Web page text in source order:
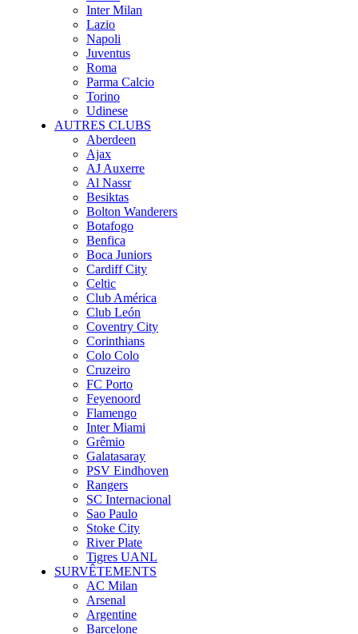
Inter Milan
Lazio
Napoli
Juventus
Roma
Parma Calcio
Torino
Udinese
AUTRES CLUBS
Aberdeen
Ajax
AJ Auxerre
Al Nassr
Besiktas
Bolton Wanderers
Botafogo
Benfica
Boca Juniors
Cardiff City
Celtic
Club América
Club León
Coventry City
Corinthians
Colo Colo
Cruzeiro
FC Porto
Feyenoord
Flamengo
Inter Miami
Grêmio
Galatasaray
PSV Eindhoven
Rangers
SC Internacional
Sao Paulo
Stoke City
River Plate
Tigres UANL
SURVÊTEMENTS
AC Milan
Arsenal
Argentine
Barcelone